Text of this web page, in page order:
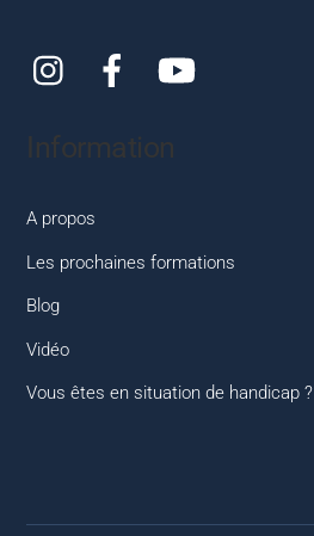
Instagram
Information
A propos
Les prochaines formations
Blog
Vidéo
Vous êtes en situation de handicap ?